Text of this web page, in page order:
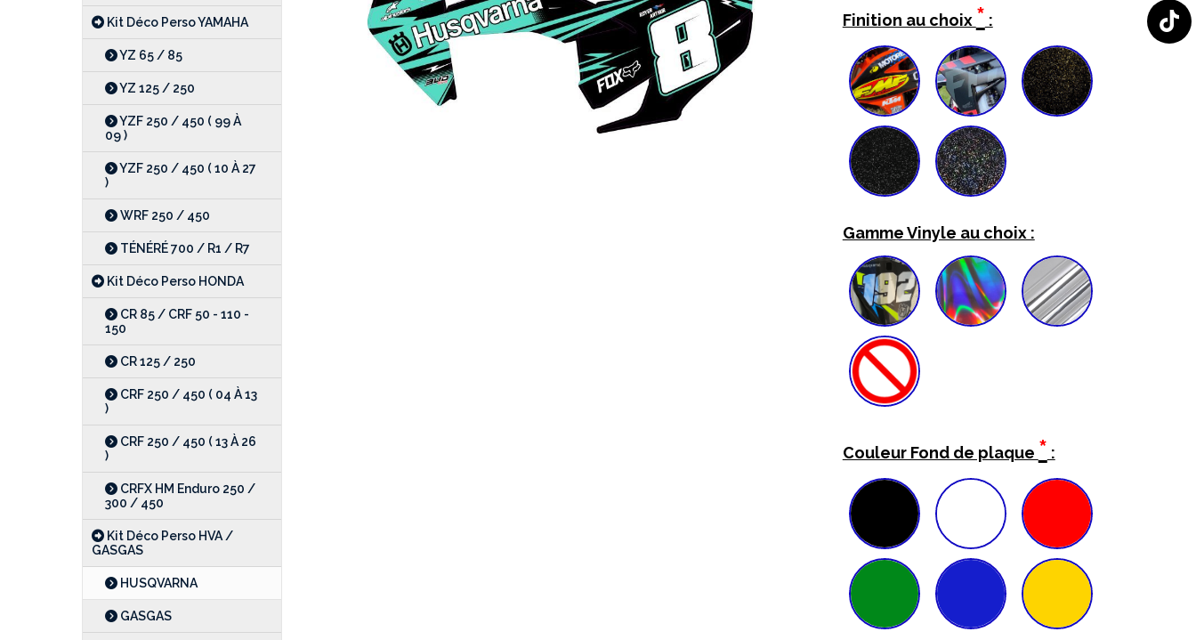
Kit Déco Perso YAMAHA
YZ 65 / 85
YZ 125 / 250
YZF 250 / 450 ( 99 À
09 )
YZF 250 / 450 ( 10 À 27
)
WRF 250 / 450
TÉNÉRÉ 700 / R1 / R7
Kit Déco Perso HONDA
CR 85 / CRF 50 - 110 -
150
CR 125 / 250
CRF 250 / 450 ( 04 À 13
)
CRF 250 / 450 ( 13 À 26
)
CRFX HM Enduro 250 /
300 / 450
Kit Déco Perso HVA /
GASGAS
HUSQVARNA
GASGAS
Finition au choix * :
Gamme Vinyle au choix :
Couleur Fond de plaque * :